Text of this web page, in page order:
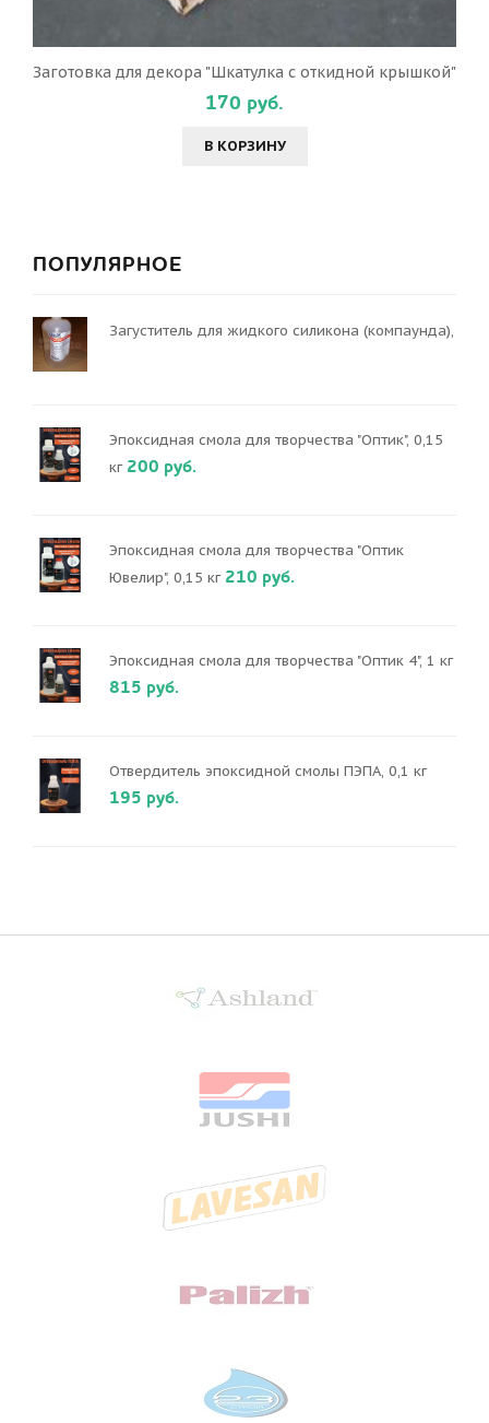
Заготовка для декора "Шкатулка с откидной крышкой"
170 руб.
В КОРЗИНУ
ПОПУЛЯРНОЕ
Загуститель для жидкого силикона (компаунда),
Эпоксидная смола для творчества "Оптик", 0,15
кг 200 руб.
Эпоксидная смола для творчества "Оптик
Ювелир", 0,15 кг 210 руб.
Эпоксидная смола для творчества "Оптик 4", 1 кг
815 руб.
Отвердитель эпоксидной смолы ПЭПА, 0,1 кг
195 руб.